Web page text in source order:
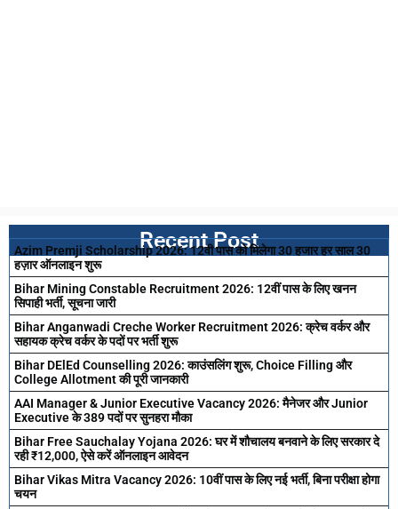
Recent Post
Azim Premji Scholarship 2026: 12वी पास को मिलेगा 30 हजार हर साल 30
हज़ार ऑनलाइन शुरू
Bihar Mining Constable Recruitment 2026: 12वीं पास के लिए खनन
सिपाही भर्ती, सूचना जारी
Bihar Anganwadi Creche Worker Recruitment 2026: क्रेच वर्कर और
सहायक क्रेच वर्कर के पदों पर भर्ती शुरू
Bihar DElEd Counselling 2026: काउंसलिंग शुरू, Choice Filling और
College Allotment की पूरी जानकारी
AAI Manager & Junior Executive Vacancy 2026: मैनेजर और Junior
Executive के 389 पदों पर सुनहरा मौका
Bihar Free Sauchalay Yojana 2026: घर में शौचालय बनवाने के लिए सरकार दे
रही ₹12,000, ऐसे करें ऑनलाइन आवेदन
Bihar Vikas Mitra Vacancy 2026: 10वीं पास के लिए नई भर्ती, बिना परीक्षा होगा
चयन